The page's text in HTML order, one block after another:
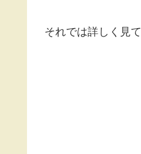
それでは詳しく見